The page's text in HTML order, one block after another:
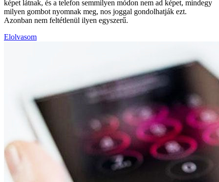
képet látnak, és a telefon semmilyen módon nem ad képet, mindegy
milyen gombot nyomnak meg, nos joggal gondolhatják ezt.
Azonban nem feltétlenül ilyen egyszerű.
Elolvasom